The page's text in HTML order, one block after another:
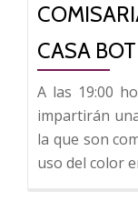
CASA
A las 19:00
impartirán
la que son
uso del color